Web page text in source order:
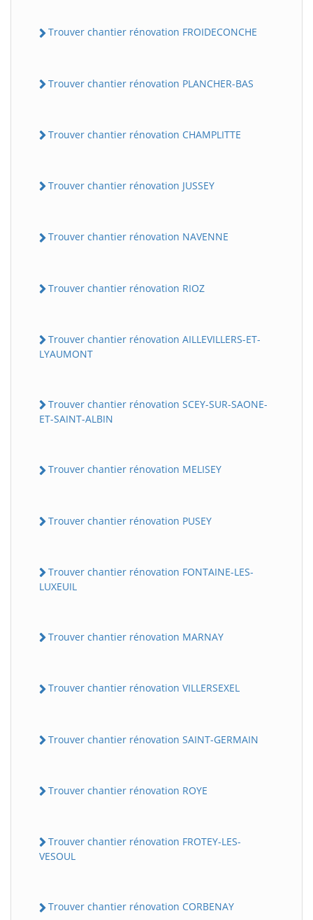
Trouver chantier rénovation FROIDECONCHE
Trouver chantier rénovation PLANCHER-BAS
Trouver chantier rénovation CHAMPLITTE
Trouver chantier rénovation JUSSEY
Trouver chantier rénovation NAVENNE
Trouver chantier rénovation RIOZ
Trouver chantier rénovation AILLEVILLERS-ET-
LYAUMONT
Trouver chantier rénovation SCEY-SUR-SAONE-
ET-SAINT-ALBIN
Trouver chantier rénovation MELISEY
Trouver chantier rénovation PUSEY
Trouver chantier rénovation FONTAINE-LES-
LUXEUIL
Trouver chantier rénovation MARNAY
Trouver chantier rénovation VILLERSEXEL
Trouver chantier rénovation SAINT-GERMAIN
Trouver chantier rénovation ROYE
Trouver chantier rénovation FROTEY-LES-
VESOUL
Trouver chantier rénovation CORBENAY